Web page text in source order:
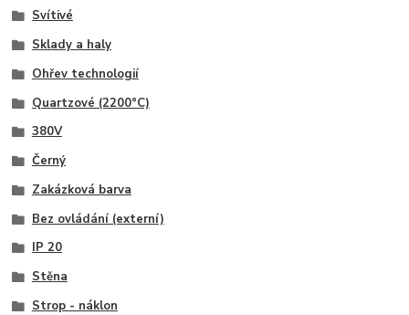
Svítivé
Sklady a haly
Ohřev technologií
Quartzové (2200°C)
380V
Černý
Zakázková barva
Bez ovládání (externí)
IP 20
Stěna
Strop - náklon